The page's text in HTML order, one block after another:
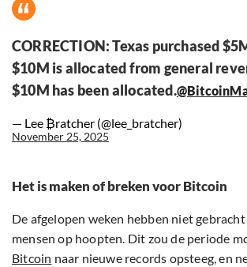
CORRECTION: Texas purchased
$10M is allocated from general
$10M has been allocated.
— Lee ₿ratcher (@lee_bratcher)
November 25, 2025
Het is maken of breken voor Bitcoin
De afgelopen weken hebben niet
mensen op hoopten. Dit zou de periode
Bitcoin naar nieuwe records opsteeg, en